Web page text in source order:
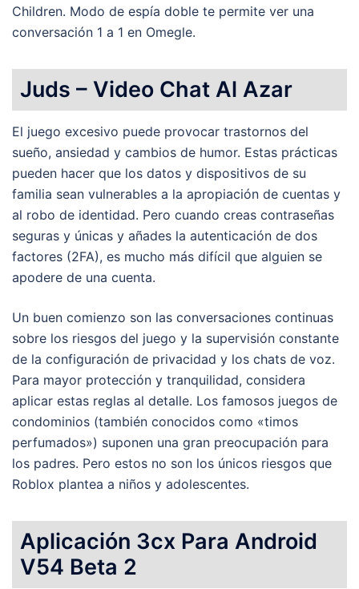
Children. Modo de espía doble te permite ver una
conversación 1 a 1 en Omegle.
Juds – Video Chat Al Azar
El juego excesivo puede provocar trastornos del
sueño, ansiedad y cambios de humor. Estas prácticas
pueden hacer que los datos y dispositivos de su
familia sean vulnerables a la apropiación de cuentas y
al robo de identidad. Pero cuando creas contraseñas
seguras y únicas y añades la autenticación de dos
factores (2FA), es mucho más difícil que alguien se
apodere de una cuenta.
Un buen comienzo son las conversaciones continuas
sobre los riesgos del juego y la supervisión constante
de la configuración de privacidad y los chats de voz.
Para mayor protección y tranquilidad, considera
aplicar estas reglas al detalle. Los famosos juegos de
condominios (también conocidos como «timos
perfumados») suponen una gran preocupación para
los padres. Pero estos no son los únicos riesgos que
Roblox plantea a niños y adolescentes.
Aplicación 3cx Para Android
V54 Beta 2